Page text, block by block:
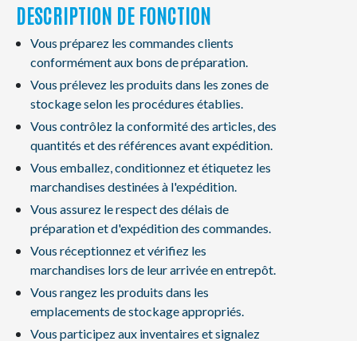
DESCRIPTION DE FONCTION
Vous préparez les commandes clients
conformément aux bons de préparation.
Vous prélevez les produits dans les zones de
stockage selon les procédures établies.
Vous contrôlez la conformité des articles, des
quantités et des références avant expédition.
Vous emballez, conditionnez et étiquetez les
marchandises destinées à l'expédition.
Vous assurez le respect des délais de
préparation et d'expédition des commandes.
Vous réceptionnez et vérifiez les
marchandises lors de leur arrivée en entrepôt.
Vous rangez les produits dans les
emplacements de stockage appropriés.
Vous participez aux inventaires et signalez